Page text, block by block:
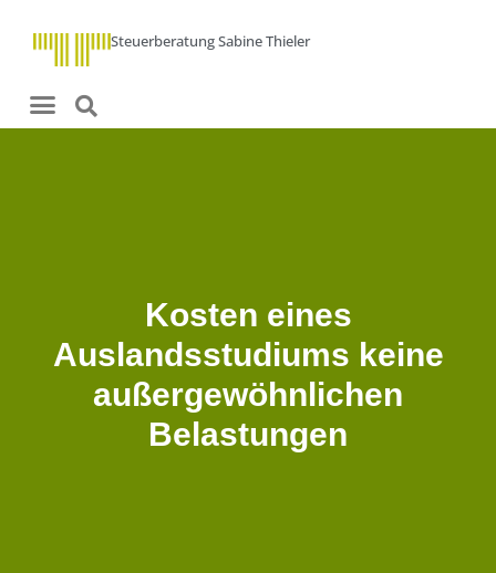
Steuerberatung Sabine Thieler
Kosten eines
Auslandsstudiums keine
außergewöhnlichen
Belastungen